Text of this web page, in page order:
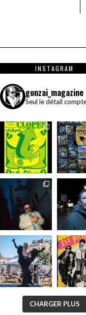
INSTAGRAM
gonzai_magazine
Seul le détail
CHARGER PLUS